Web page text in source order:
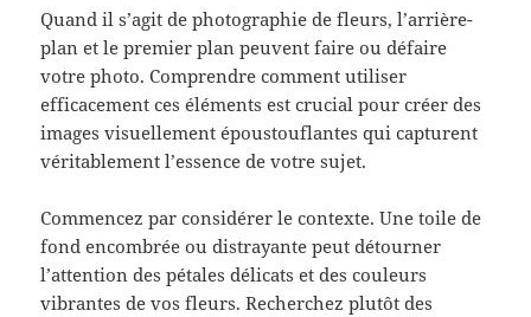
Quand il s’agit de photographie de fleurs, l’arrière-
plan et le premier plan peuvent faire ou défaire
votre photo. Comprendre comment utiliser
efficacement ces éléments est crucial pour créer des
images visuellement époustouflantes qui capturent
véritablement l’essence de votre sujet.
Commencez par considérer le contexte. Une toile de
fond encombrée ou distrayante peut détourner
l’attention des pétales délicats et des couleurs
vibrantes de vos fleurs. Recherchez plutôt des